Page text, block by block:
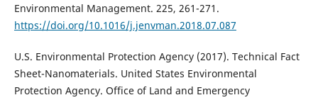
Environmental Management. 225, 261-271.
https://doi.org/10.1016/j.jenvman.2018.07.087
U.S. Environmental Protection Agency (2017). Technical Fact
Sheet-Nanomaterials. United States Environmental
Protection Agency. Office of Land and Emergency